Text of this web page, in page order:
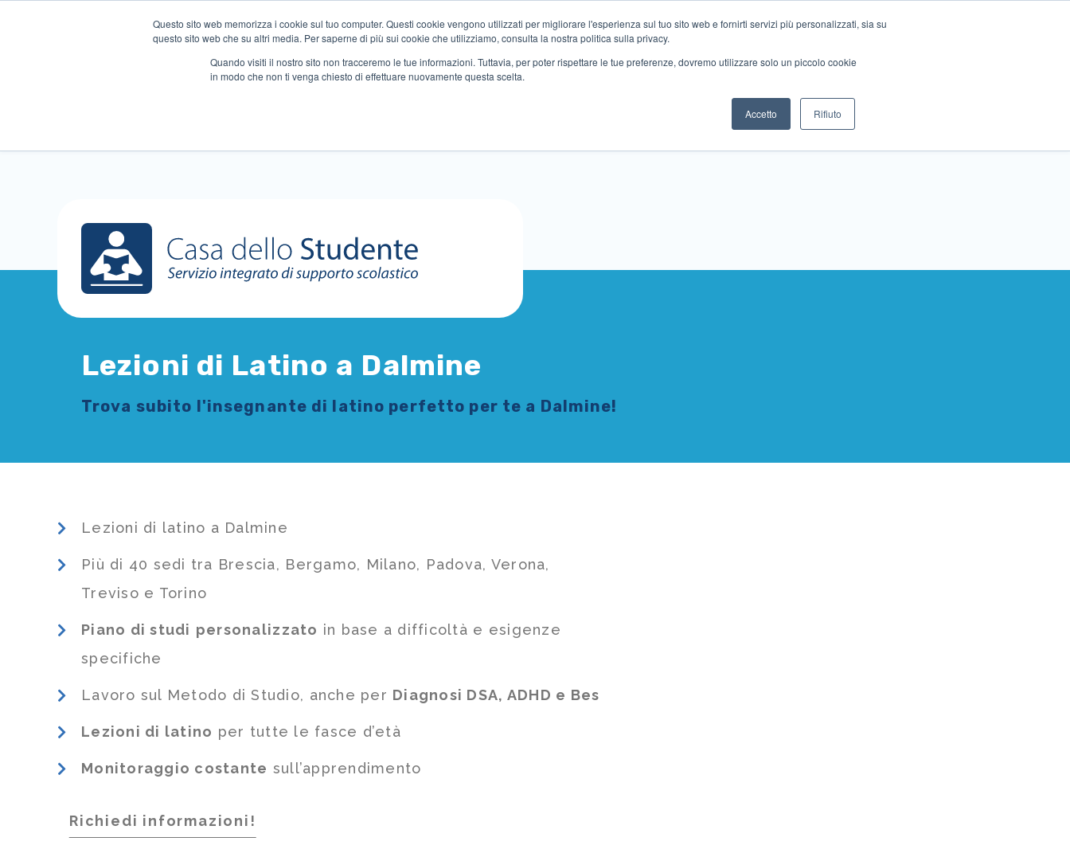
Questo sito web memorizza i cookie sul tuo computer. Questi cookie vengono utilizzati per migliorare l'esperienza sul tuo sito web e fornirti servizi più personalizzati, sia su
questo sito web che su altri media. Per saperne di più sui cookie che utilizziamo, consulta la nostra politica sulla privacy.
Quando visiti il ​​nostro sito non tracceremo le tue informazioni. Tuttavia, per poter rispettare le tue preferenze, dovremo utilizzare solo un piccolo cookie
in modo che non ti venga chiesto di effettuare nuovamente questa scelta.
Accetto Rifiuto
Lezioni di Latino a Dalmine
Trova subito l'insegnante di latino perfetto per te a Dalmine!
Lezioni di latino a Dalmine
Più di 40 sedi tra Brescia, Bergamo, Milano, Padova, Verona,
Treviso e Torino
Piano di studi personalizzato in base a difficoltà e esigenze
specifiche
Lavoro sul Metodo di Studio, anche per Diagnosi DSA, ADHD e Bes
Lezioni di latino per tutte le fasce d’età
Monitoraggio costante sull’apprendimento
Richiedi informazioni!